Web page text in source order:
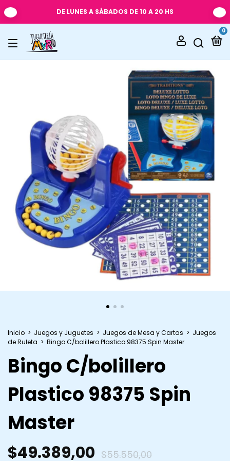
DE LUNES A SÁBADOS DE 10 A 20 HS
0
Inicio > Juegos y Juguetes > Juegos de Mesa y Cartas > Juegos
de Ruleta > Bingo C/bolillero Plastico 98375 Spin Master
Bingo C/bolillero
Plastico 98375 Spin
Master
$49.389,00 $55.550,00